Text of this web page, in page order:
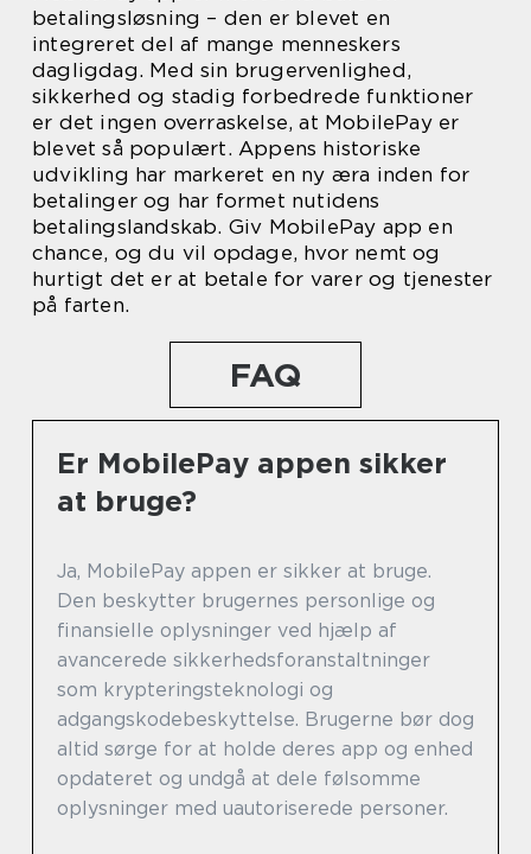
betalingsløsning – den er blevet en
integreret del af mange menneskers
dagligdag. Med sin brugervenlighed,
sikkerhed og stadig forbedrede funktioner
er det ingen overraskelse, at MobilePay er
blevet så populært. Appens historiske
udvikling har markeret en ny æra inden for
betalinger og har formet nutidens
betalingslandskab. Giv MobilePay app en
chance, og du vil opdage, hvor nemt og
hurtigt det er at betale for varer og tjenester
på farten.
FAQ
Er MobilePay appen sikker
at bruge?
Ja, MobilePay appen er sikker at bruge.
Den beskytter brugernes personlige og
finansielle oplysninger ved hjælp af
avancerede sikkerhedsforanstaltninger
som krypteringsteknologi og
adgangskodebeskyttelse. Brugerne bør dog
altid sørge for at holde deres app og enhed
opdateret og undgå at dele følsomme
oplysninger med uautoriserede personer.